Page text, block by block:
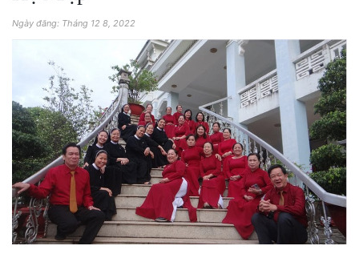
Ngày đăng: Tháng 12 8, 2022